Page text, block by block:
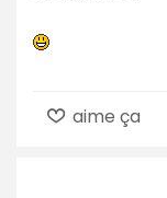
aime ça